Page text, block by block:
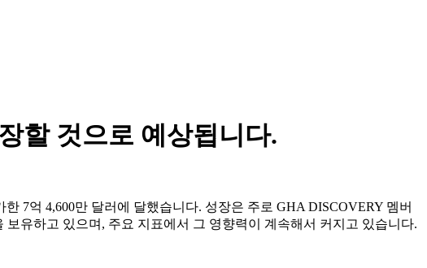
할 것으로 예상됩니다.
7억 4,600만 달러에 달했습니다. 성장은 주로 GHA DISCOVERY 멤버
유하고 있으며, 주요 지표에서 그 영향력이 계속해서 커지고 있습니다.